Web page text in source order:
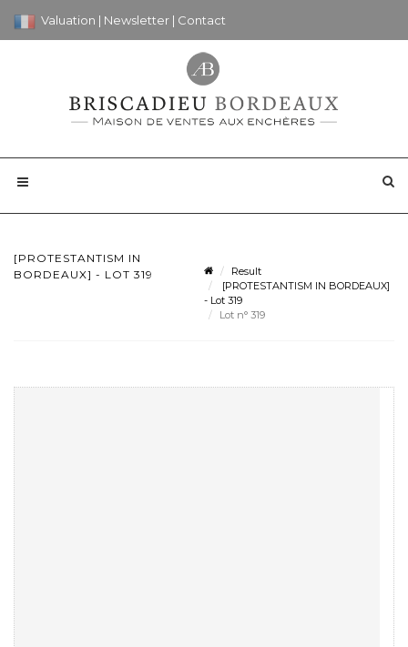
Valuation | Newsletter | Contact
[PROTESTANTISM IN
BORDEAUX] - LOT 319
Result
[PROTESTANTISM IN BORDEAUX]
- Lot 319
Lot n° 319